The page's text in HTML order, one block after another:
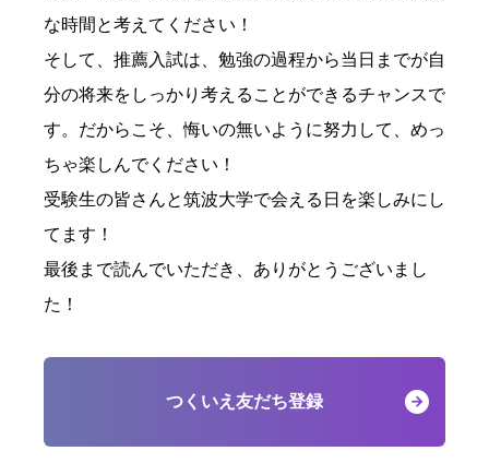
な時間と考えてください！
そして、推薦入試は、勉強の過程から当日までが自
分の将来をしっかり考えることができるチャンスで
す。だからこそ、悔いの無いように努力して、めっ
ちゃ楽しんでください！
受験生の皆さんと筑波大学で会える日を楽しみにし
てます！
最後まで読んでいただき、ありがとうございまし
た！
つくいえ友だち登録